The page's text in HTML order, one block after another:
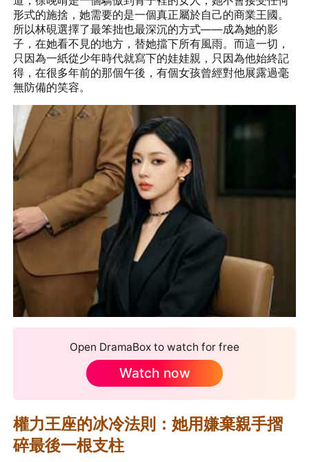
形式的施捨，她需要的是一個真正屬於自己的商業王國。
所以林硯選擇了最笨拙也最深沉的方式——成為她的影
子，在她看不見的地方，替她擋下所有風雨。而這一切，
只因為一紙從少年時代就寫下的娃娃親，只因為他始終記
得，在很多年前的那個午後，有個女孩曾經對他展露過毫
無防備的笑容。
Open DramaBox to watch for free
Watch now
權力王座的冰冷法則：她用嫌棄親手摺
碎最後一根支柱